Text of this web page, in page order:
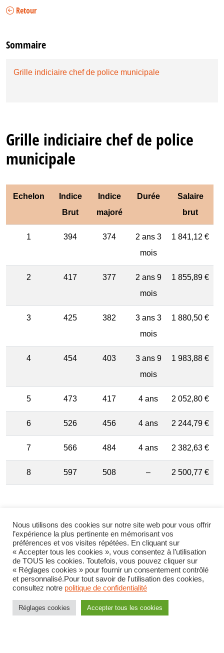
Retour
Sommaire
Grille indiciaire chef de police municipale
Grille indiciaire chef de police
municipale
Echelon
Indice
Brut
Indice
majoré
Durée
Salaire
brut
1 394 374
2 ans 3
mois
1 841,12 €
2 417 377
2 ans 9
mois
1 855,89 €
3 425 382
3 ans 3
mois
1 880,50 €
4 454 403
3 ans 9
mois
1 983,88 €
5 473 417 4 ans 2 052,80 €
6 526 456 4 ans 2 244,79 €
7 566 484 4 ans 2 382,63 €
8 597 508 – 2 500,77 €
Nous utilisons des cookies sur notre site web pour vous offrir
l’expérience la plus pertinente en mémorisant vos
préférences et vos visites répétées. En cliquant sur
« Accepter tous les cookies », vous consentez à l’utilisation
de TOUS les cookies. Toutefois, vous pouvez cliquer sur
« Réglages cookies » pour fournir un consentement contrôlé
et personnalisé.Pour tout savoir de l'utilisation des cookies,
consultez notre politique de confidentialité
Réglages cookies Accepter tous les cookies